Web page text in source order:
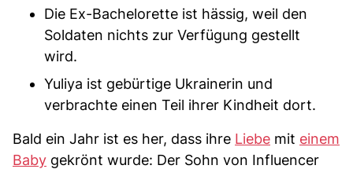
Die Ex-Bachelorette ist hässig, weil den
Soldaten nichts zur Verfügung gestellt
wird.
Yuliya ist gebürtige Ukrainerin und
verbrachte einen Teil ihrer Kindheit dort.
Bald ein Jahr ist es her, dass ihre Liebe mit einem
Baby gekrönt wurde: Der Sohn von Influencer